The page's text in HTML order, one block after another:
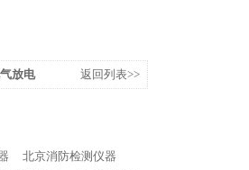
放电 返回列表>>
北京消防检测仪器